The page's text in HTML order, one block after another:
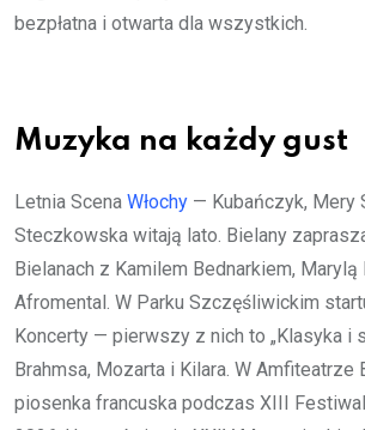
bezpłatna i otwarta dla wszystkich.
Muzyka na każdy gust
Letnia Scena Włochy — Kubańczyk, Mery
Steczkowska witają lato. Bielany
Bielanach z Kamilem Bednarkiem,
Afromental. W Parku Szczęśliwickim
Koncerty — pierwszy z nich to „Klasyka i
Brahmsa, Mozarta i Kilara. W Amfiteatrze
piosenka francuska podczas XIII